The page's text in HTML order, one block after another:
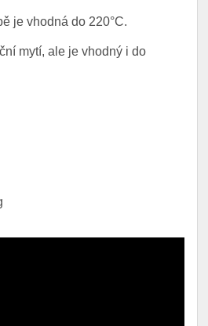
je vhodná do 220°C.
mytí, ale je vhodný i do